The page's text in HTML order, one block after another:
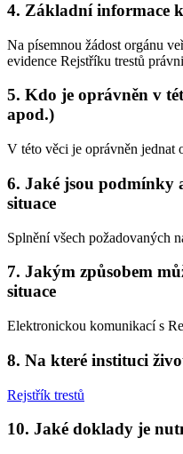
4. Základní informace
Na písemnou žádost orgánu
evidence Rejstříku trestů
5. Kdo je oprávněn v
apod.)
V této věci je oprávněn jednat
6. Jaké jsou podmínky
situace
Splnění všech požadovaných
7. Jakým způsobem
situace
Elektronickou komunikací s
8. Na které instituci
Rejstřík trestů
10. Jaké doklady je